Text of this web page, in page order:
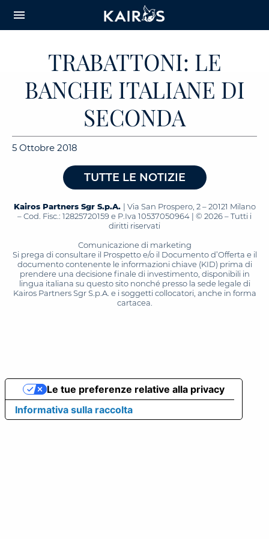
CONTENT
menu
TRABATTONI: LE
BANCHE ITALIANE DI
SECONDA
5 Ottobre 2018
TUTTE LE NOTIZIE
Kairos Partners Sgr S.p.A. | Via San Prospero, 2 – 20121 Milano
– Cod. Fisc.: 12825720159 e P.Iva 10537050964 | © 2026 – Tutti i
diritti riservati
Comunicazione di marketing
Si prega di consultare il Prospetto e/o il Documento d’Offerta e il
documento contenente le informazioni chiave (KID) prima di
prendere una decisione finale di investimento, disponibili in
lingua italiana su questo sito nonché presso la sede legale di
Kairos Partners Sgr S.p.A. e i soggetti collocatori, anche in forma
cartacea.
Informativa sulla raccolta
Le tue preferenze relative alla privacy